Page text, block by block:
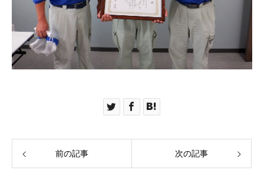
前の記事 次の記事